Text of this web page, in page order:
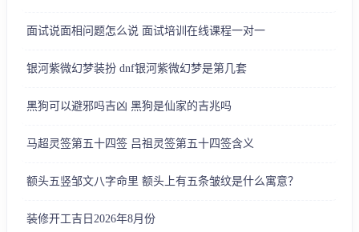
面试说面相问题怎么说 面试培训在线课程一对一
银河紫微幻梦装扮 dnf银河紫微幻梦是第几套
黑狗可以避邪吗吉凶 黑狗是仙家的吉兆吗
马超灵签第五十四签 吕祖灵签第五十四签含义
额头五竖邹文八字命里 额头上有五条皱纹是什么寓意？
装修开工吉日2026年8月份